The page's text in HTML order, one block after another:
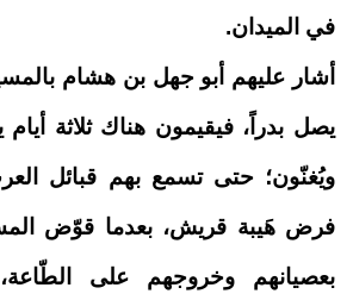
في الميدان.
أشار عليهم أبو جهل بن هشام
يصل بدراً، فيقيمون هناك ثلاثة أيام
ويُغنّون؛ حتى تسمع بهم قبائل
فرض هَيبة قريش، بعدما قوّض
بعصيانهم وخروجهم على الطّاعة،